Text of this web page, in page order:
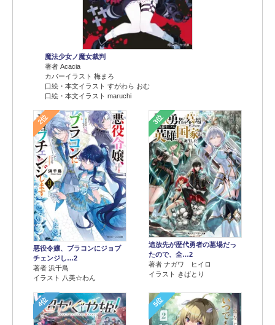
魔法少女ノ魔女裁判
著者 Acacia
カバーイラスト 梅まろ
口絵・本文イラスト すがわら おむ
口絵・本文イラスト maruchi
2位
悪役令嬢、ブラコンにジョブ
チェンジし…2
著者 浜千鳥
イラスト 八美☆わん
3位
追放先が歴代勇者の墓場だっ
たので、全…2
著者 ナガワ ヒイロ
イラスト きばとり
4位 5位